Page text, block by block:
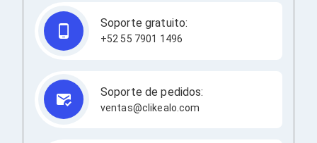
Adaptadores de Red para Proyectores
TV y Pantallas
Accesorios TV
Controles Remoto
Reproductores para Transmisión Multimedia
Pantallas
Pantallas Comerciales
Soporte gratuito:
+52 55 7901 1496
Soporte de pedidos:
ventas@clikealo.com